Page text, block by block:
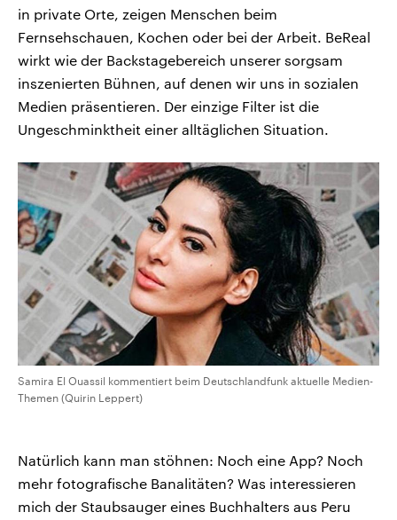
in private Orte, zeigen Menschen beim
Fernsehschauen, Kochen oder bei der Arbeit. BeReal
wirkt wie der Backstagebereich unserer sorgsam
inszenierten Bühnen, auf denen wir uns in sozialen
Medien präsentieren. Der einzige Filter ist die
Ungeschminktheit einer alltäglichen Situation.
Samira El Ouassil kommentiert beim Deutschlandfunk aktuelle Medien-
Themen (Quirin Leppert)
Natürlich kann man stöhnen: Noch eine App? Noch
mehr fotografische Banalitäten? Was interessieren
mich der Staubsauger eines Buchhalters aus Peru